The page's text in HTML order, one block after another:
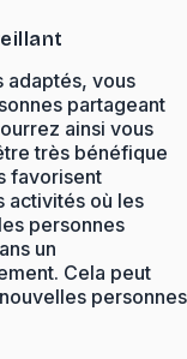
adaptés, vous
partageant
ainsi vous
très bénéfique
favorisent
activités où les
personnes
un
Cela peut
personnes